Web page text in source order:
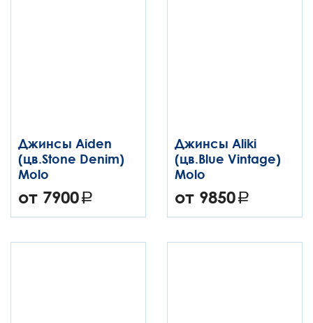
Джинсы Aiden
(цв.Stone Denim)
Molo
от 7900
Джинсы Aliki
(цв.Blue Vintage)
Molo
от 9850